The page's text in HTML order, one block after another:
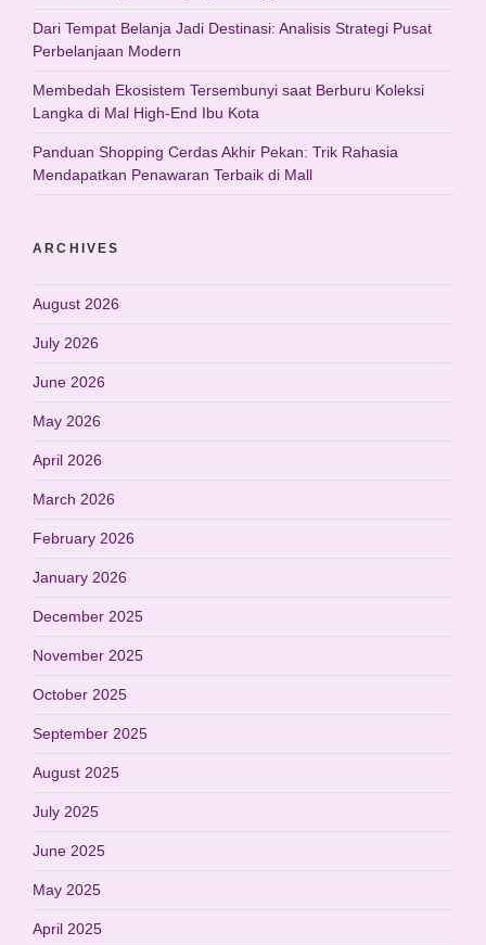
Dari Tempat Belanja Jadi Destinasi: Analisis Strategi Pusat
Perbelanjaan Modern
Membedah Ekosistem Tersembunyi saat Berburu Koleksi
Langka di Mal High-End Ibu Kota
Panduan Shopping Cerdas Akhir Pekan: Trik Rahasia
Mendapatkan Penawaran Terbaik di Mall
ARCHIVES
August 2026
July 2026
June 2026
May 2026
April 2026
March 2026
February 2026
January 2026
December 2025
November 2025
October 2025
September 2025
August 2025
July 2025
June 2025
May 2025
April 2025